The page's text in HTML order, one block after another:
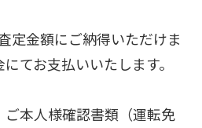
定金額にご納得いただけま
てお支払いいたします。
本人様確認書類（運転免